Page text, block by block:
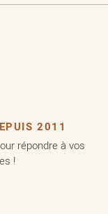
2011
répondre à vos
!